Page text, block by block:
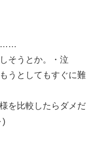
……
そうとか。・泣
うとしてもすぐに難
を比較したらダメだ
)